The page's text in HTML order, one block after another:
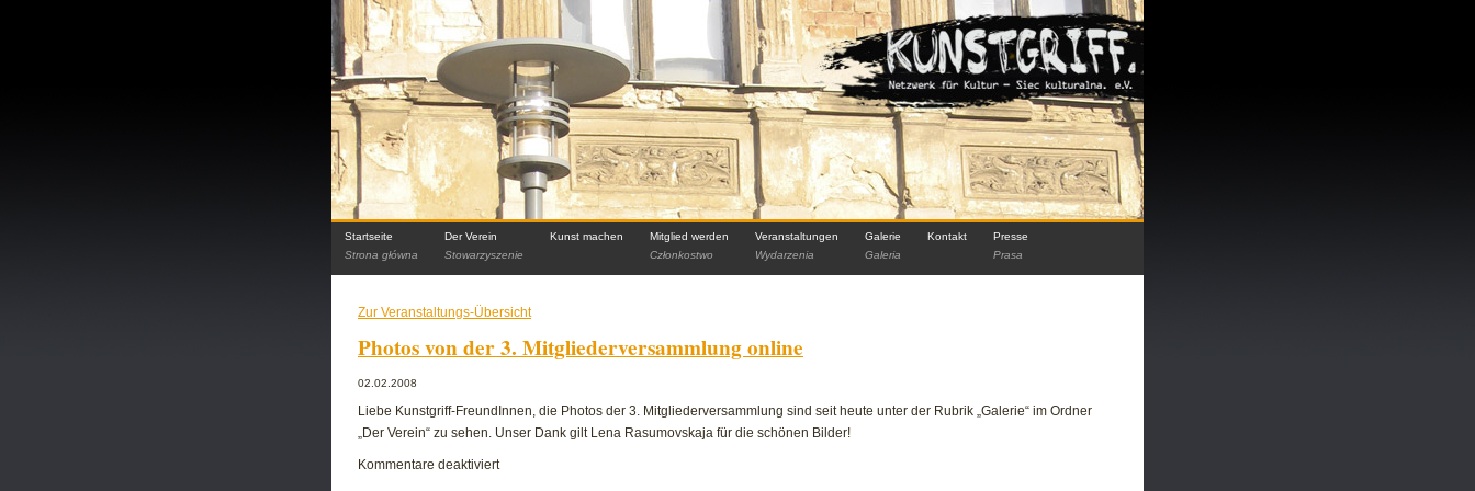
Startseite
Strona główna
Der Verein
Stowarzyszenie
Kunst machen
Mitglied werden
Członkostwo
Veranstaltungen
Wydarzenia
Galerie
Galeria
Kontakt
Presse
Prasa
Zur Veranstaltungs-Übersicht
Photos von der 3. Mitgliederversammlung online
02.02.2008
Liebe Kunstgriff-FreundInnen, die Photos der 3. Mitgliederversammlung sind seit heute unter der Rubrik „Galerie“ im Ordner
„Der Verein“ zu sehen. Unser Dank gilt Lena Rasumovskaja für die schönen Bilder!
Kommentare deaktiviertfür